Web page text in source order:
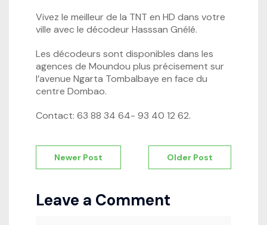
Vivez le meilleur de la TNT en HD dans votre
ville avec le décodeur Hasssan Gnélé.
Les décodeurs sont disponibles dans les
agences de Moundou plus précisement sur
l’avenue Ngarta Tombalbaye en face du
centre Dombao.
Contact: 63 88 34 64- 93 40 12 62.
Navigation
de
l’article
Newer Post Older Post
Leave a Comment